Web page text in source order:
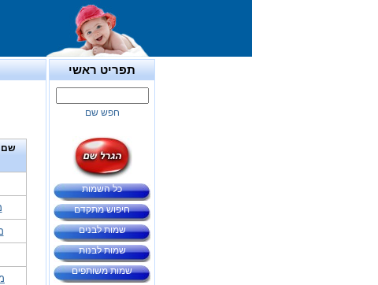
תפריט ראשי
חפש שם
כל השמות
חיפוש מתקדם
שמות לבנים
שמות לבנות
שמות משותפים
שם